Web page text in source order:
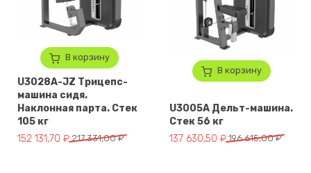
В корзину
U3028A-JZ Трицепс-
машина сидя.
Наклонная парта. Стек
105 кг
217 331,00₽
Первоначальная цена составляла 217 331,00 ₽.
152 131,70 ₽
Текущая цена: 152 131,70 ₽.
В корзину
U3005A Дельт-машина.
Стек 56 кг
196 615,00₽
Первоначальная цена
137 630,50 ₽
Текущая цена: 137 630,50 ₽.